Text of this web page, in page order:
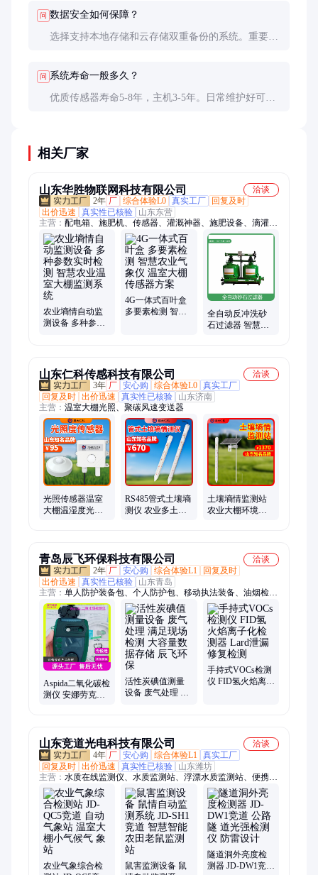
问 数据安全如何保障？
选择支持本地存储和云存储双重备份的系统。重要数
问 系统寿命一般多久？
优质传感器寿命5-8年，主机3-5年。日常维护好可延
相关厂家
山东华胜物联网科技有限公司
洽谈
2年 厂 综合体验L0 真实工厂
回复及时
出价迅速
真实性已核验
山东东营
主营： 配电箱、施肥机、传感器、灌溉神器、施肥设备、滴灌设
备、led显示屏、温室控制柜、一体机安装、端远程控制、显示屏
设备、灌溉电磁阀、灌溉过滤器、智能控制柜、校园气象站、自
动气象站、水肥一体机、智能配电柜、过滤器设备、气象站设
备、一体机设备、一体机智能、自动化水肥、蔬菜溯源系统、电
磁阀接线图
农业墒情自动监
测设备 多种参数
4G一体式百叶盒
多要素检测 智慧
全自动反冲洗砂
石过滤器 智慧农
山东仁科传感科技有限公司
洽谈
3年 厂 安心购 综合体验L0 真实工厂
回复及时 出价迅速 真实性已核验
山东济南
主营： 温室大棚光照、聚碳风速变送器
光照传感器温室
大棚温湿度光照
RS485管式土壤墒
测仪 农业多土层
土壤墒情监测站
农业大棚环境监
青岛辰飞环保科技有限公司
洽谈
2年 厂 安心购 综合体验L1
回复及时
出价迅速
真实性已核验
山东青岛
主营： 单人防护装备包、个人防护包、移动执法装备、油烟检测
仪、VOC检测仪、OBD检测仪、FID检测仪、红外气体泄漏检测
仪、移动执法包、水污染监测设备、红外夜视仪、热成像仪、便
携式超声波明渠流量、qdf-6风速仪、恒流大气采样器、移动源执
法设备、在用车尾气分析仪、不透光烟度计、车用氮氧化物分析
仪、便携式水质自动采样器、水质快检试剂包、多普勒流量计、
转子流速仪、紫外线强度仪
Aspida二氧化碳检
测仪 安娜劳克斯
活性炭碘值测量
设备 废气处理 满
手持式VOCs检测
仪 FID氢火焰离子
山东竞道光电科技有限公司
洽谈
4年 厂 安心购 综合体验L1 真实工厂
回复及时 出价迅速 真实性已核验
山东潍坊
主营： 水质在线监测仪、水质监测站、浮漂水质监测站、便携水
质检测仪、农业气象站、农业四情监测站、el检测仪、水质传感
器、水文监测站、水雨情监测系统、雨量水位监测站、水深水温
探测仪、虫情测报灯、土壤墒情监测站、光伏气象站、便携式IV
功率测试仪、防爆气象站、自动气象站、小型气象站、便携式气
象仪、气象传感器、负氧离子监测站、气象监测仪、超声波风速
风向仪、GNSS位移监测站
农业气象综合检
鼠害监测设备 鼠
隧道洞外亮度检
测器 JD-DW1竞道